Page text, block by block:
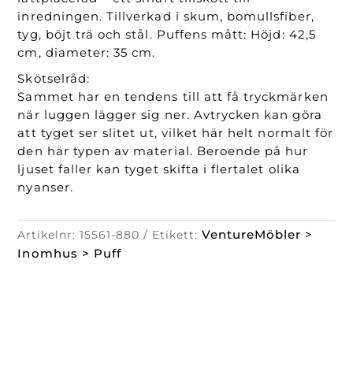
inredningen. Tillverkad i skum, bomullsfiber,
tyg, böjt trä och stål. Puffens mått: Höjd: 42,5
cm, diameter: 35 cm.
Skötselråd:
Sammet har en tendens till att få tryckmärken
när luggen lägger sig ner. Avtrycken kan göra
att tyget ser slitet ut, vilket här helt normalt för
den här typen av material. Beroende på hur
ljuset faller kan tyget skifta i flertalet olika
nyanser.
Artikelnr:15561-880 Etikett: VentureMöbler >
Inomhus > Puff